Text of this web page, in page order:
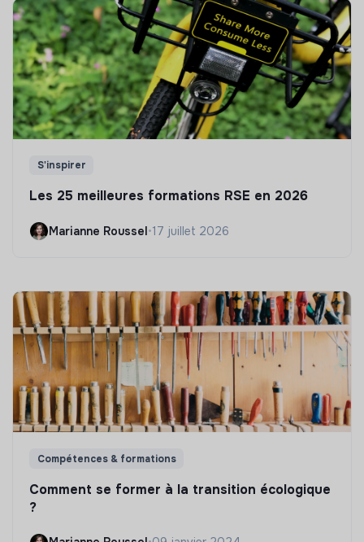
S'inspirer
Les 25 meilleures formations RSE en 2026
Marianne Roussel•17 juillet 2026
Compétences & formations
Comment se former à la transition écologique
?